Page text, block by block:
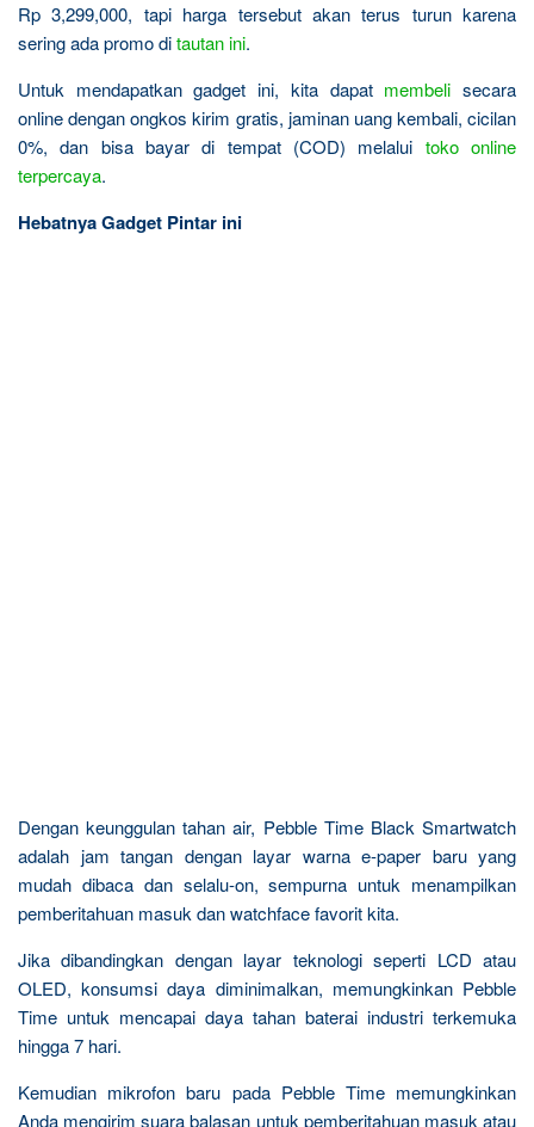
Rp 3,299,000, tapi harga tersebut akan terus turun karena
sering ada promo ditautan ini.
Untuk mendapatkan gadget ini, kita dapat membeli secara
online dengan ongkos kirim gratis, jaminan uang kembali, cicilan
0%, dan bisa bayar di tempat (COD) melalui toko online
terpercaya.
Hebatnya Gadget Pintar ini
Dengan keunggulan tahan air, Pebble Time Black Smartwatch
adalah jam tangan dengan layar warna e-paper baru yang
mudah dibaca dan selalu-on, sempurna untuk menampilkan
pemberitahuan masuk dan watchface favorit kita.
Jika dibandingkan dengan layar teknologi seperti LCD atau
OLED, konsumsi daya diminimalkan, memungkinkan Pebble
Time untuk mencapai daya tahan baterai industri terkemuka
hingga 7 hari.
Kemudian mikrofon baru pada Pebble Time memungkinkan
Anda mengirim suara balasan untuk pemberitahuan masuk atau